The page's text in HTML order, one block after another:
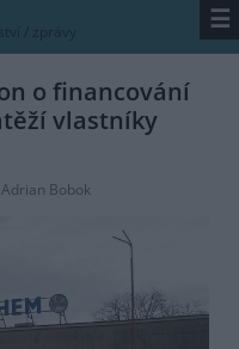
/ zprávy ☰
o financování
vlastníky
Bobok